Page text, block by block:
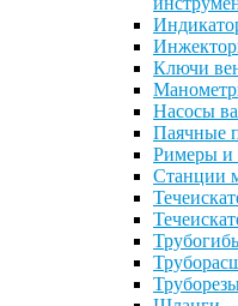
Ключи
Насосы
Паячные
Римеры и
Станции